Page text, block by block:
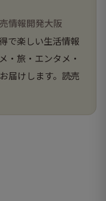
情報開発大阪
で楽しい生活情報
・旅・エンタメ・
届けします。読売